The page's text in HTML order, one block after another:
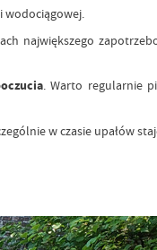
wodociągowej.
największego
. Warto regularnie
w czasie upałów